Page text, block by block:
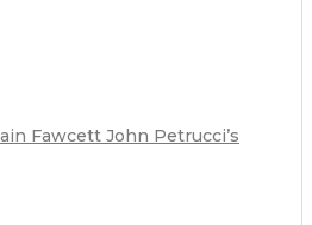
Fawcett John Petrucci’s